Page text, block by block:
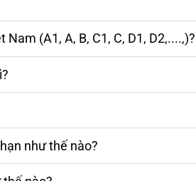
(A1, A, B, C1, C, D1, D2,....,)?
như thế nào?